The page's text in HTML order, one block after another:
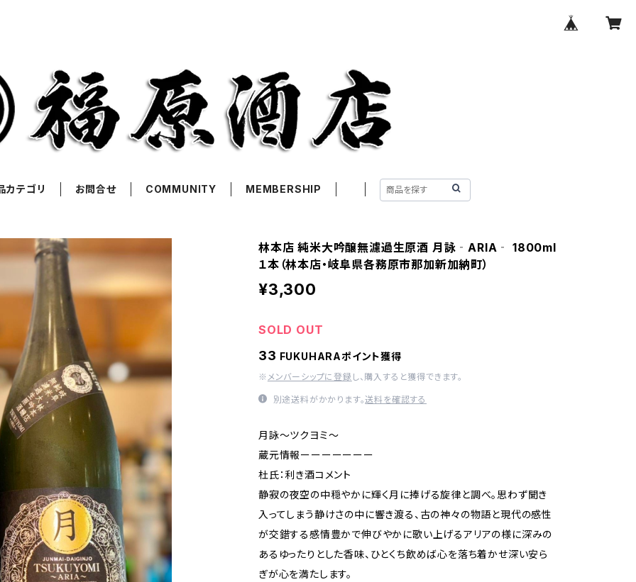
カテゴリ お問合せ COMMUNITY MEMBERSHIP
林本店 純米大吟醸無濾過生原酒 月詠‐ARIA‐ 1800ml
１本（林本店・岐阜県各務原市那加新加納町）
¥3,300
SOLD OUT
33 FUKUHARAポイント獲得
※ メンバーシップに登録 し、購入すると獲得できます。
別途送料がかかります。送料を確認する
月詠～ツクヨミ～
蔵元情報ーーーーーーー
杜氏：利き酒コメント
静寂の夜空の中穏やかに輝く月に捧げる旋律と調べ。思わず聞き
入ってしまう静けさの中に響き渡る、古の神々の物語と現代の感性
が交錯する感情豊かで伸びやかに歌い上げるアリアの様に深みの
あるゆったりとした香味、ひとくち飲めば心を落ち着かせ深い安ら
ぎが心を満たします。